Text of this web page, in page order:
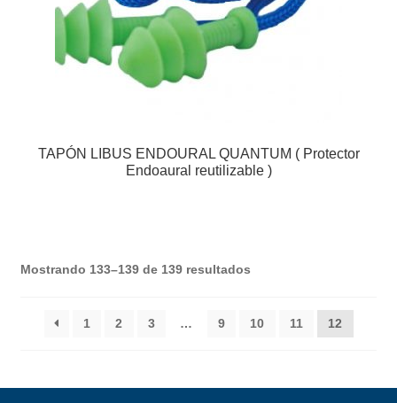
TAPÓN LIBUS ENDOURAL QUANTUM ( Protector
Endoaural reutilizable )
Mostrando 133–139 de 139 resultados
1 2 3 … 9 10 11 12